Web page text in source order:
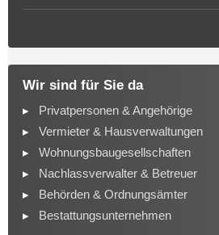
Wir sind für Sie da
Privatpersonen & Angehörige
Vermieter & Hausverwaltungen
Wohnungsbaugesellschaften
Nachlassverwalter & Betreuer
Behörden & Ordnungsämter
Bestattungsunternehmen